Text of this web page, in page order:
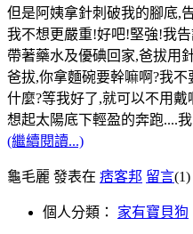
但是阿姨拿針刺破我的腳底,
我不想更嚴重!好吧!堅強!我
帶著藥水及優碘回家,爸拔用
爸拔,你拿麵碗要幹嘛啊?我
什麼?等我好了,就可以不用戴
想起太陽底下輕盈的奔跑....
(繼續閱讀...)
龜毛麗 發表在 痞客邦 留言(1)
個人分類： 家有寶貝狗